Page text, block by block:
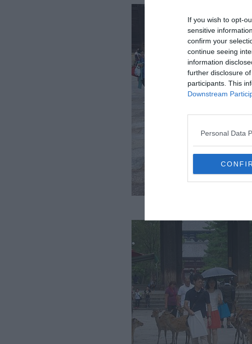
If you wish to opt-
sensitive
confirm your
continue seeing
information
further disclosure
participants. This
Downstream
Personal Data